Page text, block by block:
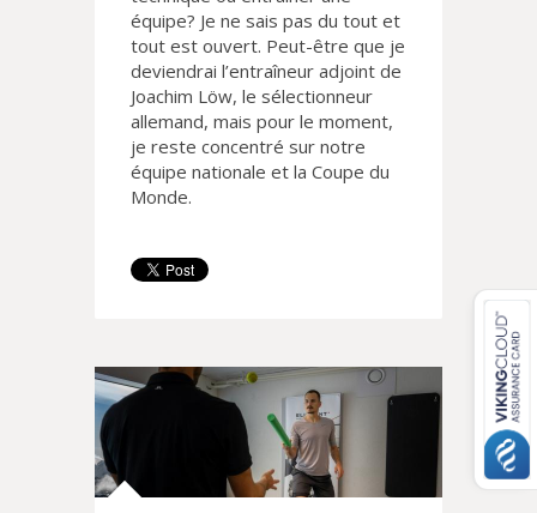
équipe? Je ne sais pas du tout et
tout est ouvert. Peut-être que je
deviendrai l’entraîneur adjoint de
Joachim Löw, le sélectionneur
allemand, mais pour le moment,
je reste concentré sur notre
équipe nationale et la Coupe du
Monde.